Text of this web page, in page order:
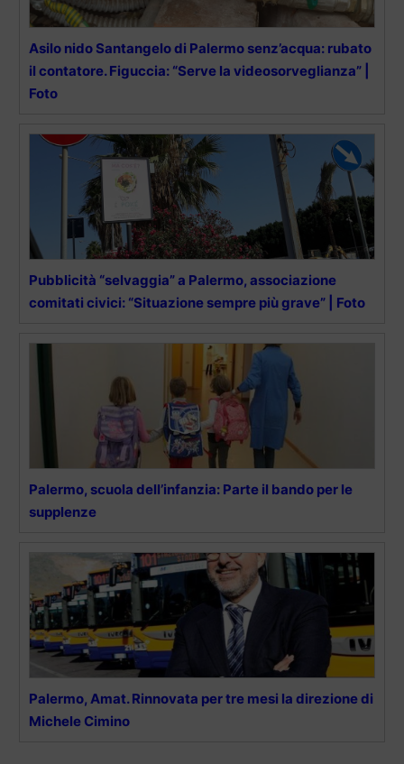
Asilo nido Santangelo di Palermo senz’acqua: rubato
il contatore. Figuccia: “Serve la videosorveglianza” |
Foto
Pubblicità “selvaggia” a Palermo, associazione
comitati civici: “Situazione sempre più grave” | Foto
Palermo, scuola dell’infanzia: Parte il bando per le
supplenze
Palermo, Amat. Rinnovata per tre mesi la direzione di
Michele Cimino